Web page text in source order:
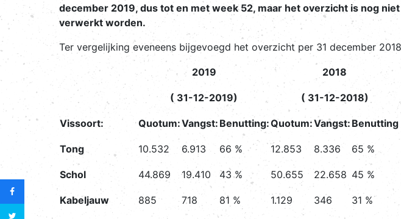
december 2019, dus tot en met week 52, maar het overzicht is nog
verwerkt worden.
Ter vergelijking eveneens bijgevoegd het overzicht per 31 december
2019 2018
( 31-12-2019) ( 31-12-2018)
Vissoort: Quotum:Vangst: Benutting:Quotum:Vangst: Benutting
Tong 10.532 6.913 66 % 12.853 8.336 65 %
Schol 44.869 19.410 43 % 50.655 22.658 45 %
Kabeljauw 885 718 81 % 1.129 346 31 %